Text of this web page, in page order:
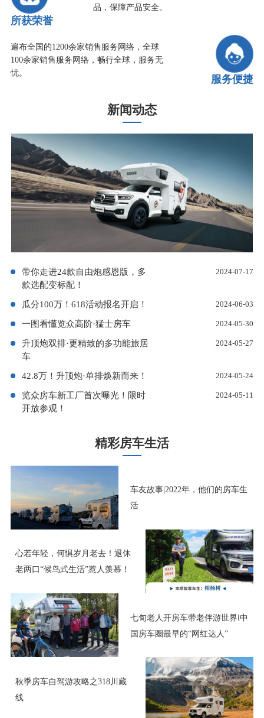
所获荣誉
品，保障产品安全。
遍布全国的1200余家销售服务网络，全球
100余家销售服务网络，畅行全球，服务无
忧。
服务便捷
新闻动态
带你走进24款自由炮感恩版，多
款选配变标配！
2024-07-17
瓜分100万！618活动报名开启！ 2024-06-03
一图看懂览众高阶·猛士房车 2024-05-30
升顶炮双排·更精致的多功能旅居
车
2024-05-27
42.8万！升顶炮·单排焕新而来！ 2024-05-24
览众房车新工厂首次曝光！限时
开放参观！
2024-05-11
精彩房车生活
车友故事|2022年，他们的房车生
活
心若年轻，何惧岁月老去！退休
老两口“候鸟式生活”惹人羡慕！
七旬老人开房车带老伴游世界l中
国房车圈最早的“网红达人”
秋季房车自驾游攻略之318川藏
线